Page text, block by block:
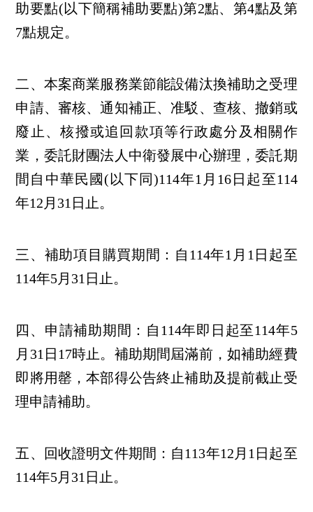
助要點(以下簡稱補助要點)第2點、第4點及第
7點規定。
二、本案商業服務業節能設備汰換補助之受理
申請、審核、通知補正、准駁、查核、撤銷或
廢止、核撥或追回款項等行政處分及相關作
業，委託財團法人中衛發展中心辦理，委託期
間自中華民國(以下同)114年1月16日起至114
年12月31日止。
三、補助項目購買期間：自114年1月1日起至
114年5月31日止。
四、申請補助期間：自114年即日起至114年5
月31日17時止。補助期間屆滿前，如補助經費
即將用罄，本部得公告終止補助及提前截止受
理申請補助。
五、回收證明文件期間：自113年12月1日起至
114年5月31日止。